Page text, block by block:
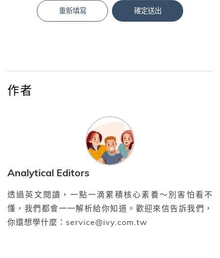
重新填寫 確定送出
作者
Analytical Editors
透過英文閱讀，一點一滴累積核心素養～別害怕看不
懂，我們都會一一解析給你知道。歡迎來信告訴我們，
你還想學什麼：service@ivy.com.tw